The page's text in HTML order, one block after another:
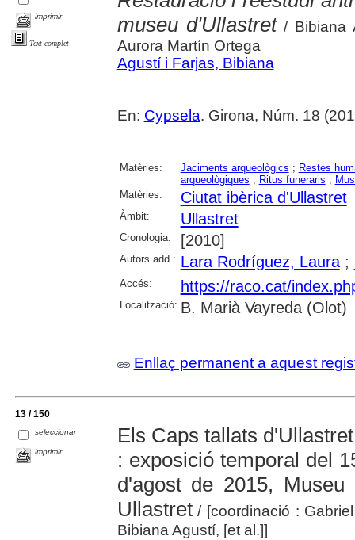
imprimir
Text complet
museu d'Ullastret/ Bibiana
Aurora Martín Ortega
Agustí i Farjas, Bibiana
En: Cypsela. Girona, Núm. 18
Matèries: Jaciments arqueològics ; Restes
arqueològiques ; Ritus funeraris ;
Matèries:
Ciutat ibèrica d'Ullastret
Àmbit: Ullastret
Cronologia: [2010]
Autors add.: Lara Rodríguez, Laura;
Accés: https://raco.cat/
Localització: B. Marià Vayreda (Olot)
Enllaç permanent a aquest
13 / 150
seleccionar
imprimir
Els Caps tallats
: exposició temporal del
d'agost de 2015, Museu
Ullastret/ [coordinació :
Bibiana Agustí, [et al.]]